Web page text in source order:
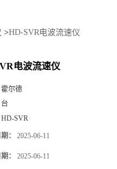
>HD-SVR电波流速仪
电波流速仪
霍尔德
台
HD-SVR
： 2025-06-11
： 2025-06-11